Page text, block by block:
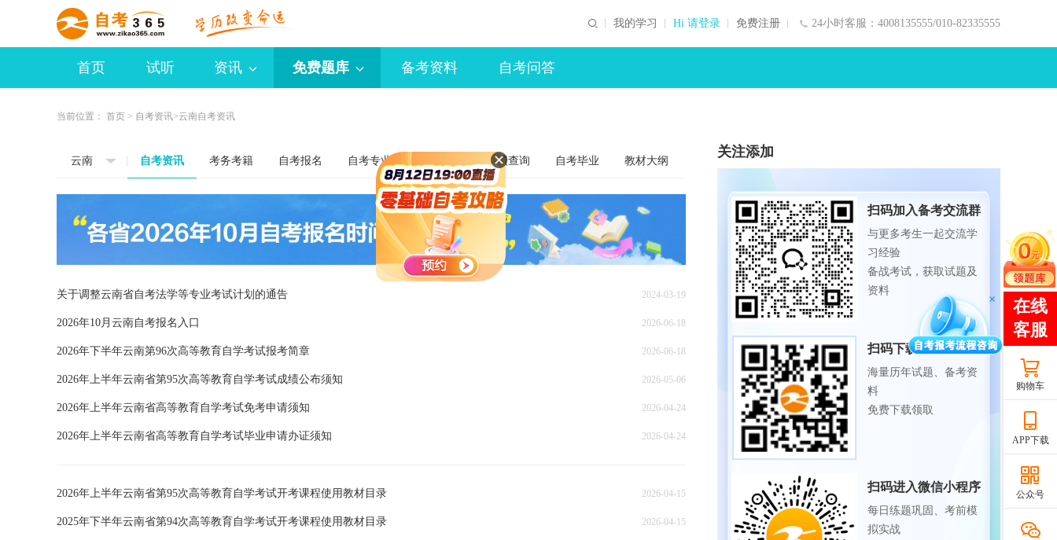
24小时客服：4008135555/010-82335555
我的学习 Hi 请登录 免费注册
首页 试听 资讯 免费题库 备考资料 自考问答
当前位置： 首页 > 自考资讯>云南自考资讯
云南 自考资讯 考务考籍 自考报名 自考专业 成绩查询 自考毕业 教材大纲
关于调整云南省自考法学等专业考试计划的通告 2024-03-19
2026年10月云南自考报名入口 2026-06-18
2026年下半年云南第96次高等教育自学考试报考简章 2026-06-18
2026年上半年云南省第95次高等教育自学考试成绩公布须知 2026-05-06
2026年上半年云南省高等教育自学考试免考申请须知 2026-04-24
2026年上半年云南省高等教育自学考试毕业申请办证须知 2026-04-24
2026年上半年云南省第95次高等教育自学考试开考课程使用教材目录 2026-04-15
2025年下半年云南省第94次高等教育自学考试开考课程使用教材目录 2026-04-15
关注添加
扫码加入备考交流群
与更多考生一起交流学
习经验
备战考试，获取试题及
资料
扫码下载APP
海量历年试题、备考资
料
免费下载领取
扫码进入微信小程序
每日练题巩固、考前模
拟实战
购物车
APP下载
公众号